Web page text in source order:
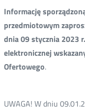
Informację
przedmiotowym
dnia 09 stycznia 2023
elektronicznej
Ofertowego.
UWAGA! W dniu